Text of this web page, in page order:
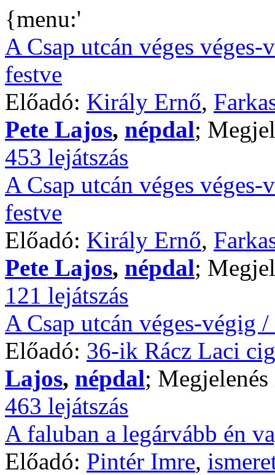
{menu:'
A Csap utcán véges
festve
Előadó: Király Ernő,
Pete Lajos, népdal;
453 lejátszás
A Csap utcán véges
festve
Előadó: Király Ernő,
Pete Lajos, népdal;
121 lejátszás
A Csap utcán véges-végig
Előadó: 36-ik Rácz Laci
Lajos, népdal;
463 lejátszás
A faluban a legárvább én
Előadó: Pintér Imre,